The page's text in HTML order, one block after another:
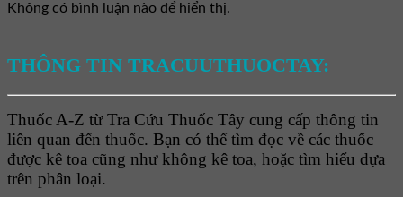
Không có bình luận nào để hiển thị.
THÔNG TIN TRACUUTHUOCTAY:
Thuốc A-Z từ Tra Cứu Thuốc Tây cung cấp thông tin
liên quan đến thuốc. Bạn có thể tìm đọc về các thuốc
được kê toa cũng như không kê toa, hoặc tìm hiểu dựa
trên phân loại.